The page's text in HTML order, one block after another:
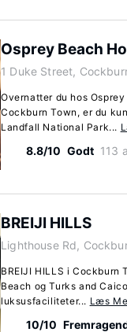
Osprey Beach
1 Duke Street,
Overnatter du hos
Cockburn Town, er du
Landfall National Park...
8.8/10 Godt 113
BREIJI HILLS
Lighthouse Rd,
BREIJI HILLS i Cockburn
Beach og Turks and
luksusfaciliteter... Læs
10/10